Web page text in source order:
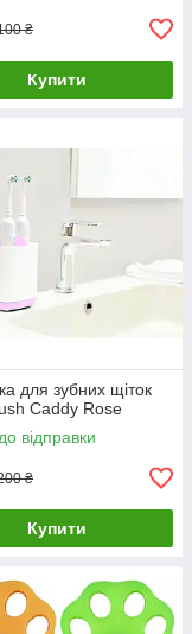
₴
Купити
для зубних щіток
Caddy Rose
відправки
₴
Купити